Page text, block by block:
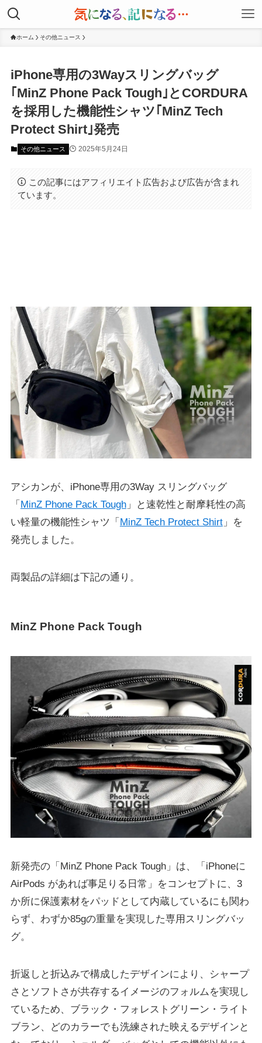
ホーム その他ニュース
iPhone専用の3Wayスリングバッグ
｢MinZ Phone Pack Tough｣とCORDURA
を採用した機能性シャツ｢MinZ Tech
Protect Shirt｣発売
その他ニュース 2025年5月24日
この記事にはアフィリエイト広告および広告が含まれ
ています。
アシカンが、iPhone専用の3Way スリングバッグ
「 MinZ Phone Pack Tough」と速乾性と耐摩耗性の高
い軽量の機能性シャツ「 MinZ Tech Protect Shirt」を
発売しました。
両製品の詳細は下記の通り。
MinZ Phone Pack Tough
新発売の「MinZ Phone Pack Tough」は、「iPhoneに
AirPods があれば事足りる日常」をコンセプトに、3
か所に保護素材をパッドとして内蔵しているにも関わ
らず、わずか85gの重量を実現した専用スリングバッ
グ。
折返しと折込みで構成したデザインにより、シャープ
さとソフトさが共存するイメージのフォルムを実現し
ているため、ブラック・フォレストグリーン・ライト
ブラン、どのカラーでも洗練された映えるデザインと